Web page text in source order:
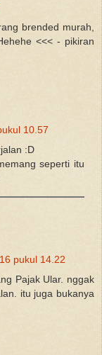
brended murah,
<<< - pikiran
10.57
:D
seperti itu
pukul 14.22
Pajak Ular. nggak
itu juga bukanya